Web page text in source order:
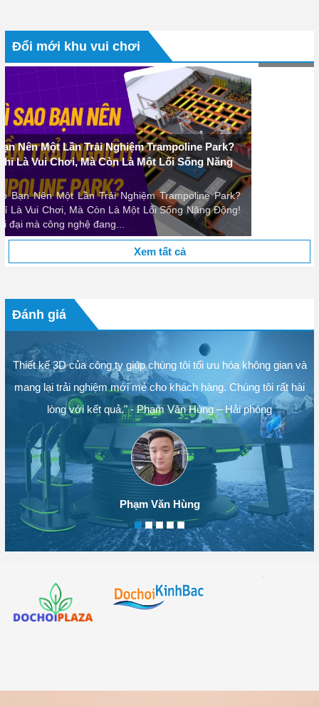
Đổi mới khu vui chơi
nghĩ đến chiến lược lớn, tầm nhìn xa hoặc sản phẩm độc đáo.
Xem tất cả
Đánh giá
Thiết kế 3D của công ty giúp chúng tôi tối ưu hóa không gian và
mang lại trải nghiệm mới mẻ cho khách hàng. Chúng tôi rất hài
lòng với kết quả." - Phạm Văn Hùng – Hải phòng
Phạm Văn Hùng